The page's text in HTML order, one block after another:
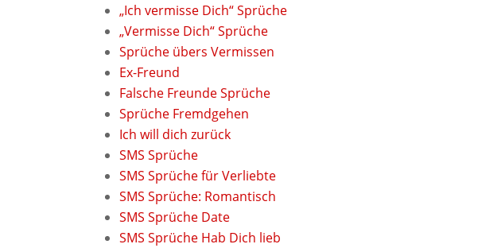
„Ich vermisse Dich“ Sprüche
„Vermisse Dich“ Sprüche
Sprüche übers Vermissen
Ex-Freund
Falsche Freunde Sprüche
Sprüche Fremdgehen
Ich will dich zurück
SMS Sprüche
SMS Sprüche für Verliebte
SMS Sprüche: Romantisch
SMS Sprüche Date
SMS Sprüche Hab Dich lieb